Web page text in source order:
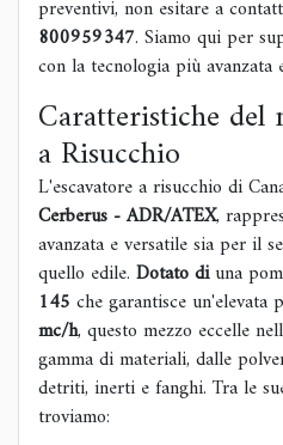
preventivi, non esitare a
800959347. Siamo qui per
con la tecnologia più avanzata
Caratteristiche del
a Risucchio
L'escavatore a risucchio di
Cerberus - ADR/ATEX,
avanzata e versatile sia per il
quello edile. Dotato diuna
145 che garantisce un'elevata
mc/h, questo mezzo eccelle
gamma di materiali, dalle
detriti, inerti e fanghi. Tra le
troviamo: